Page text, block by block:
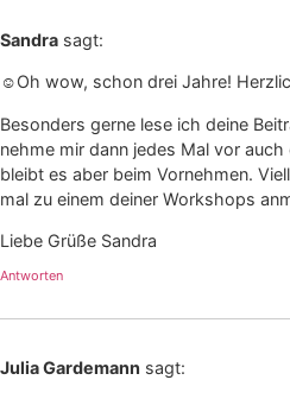
Sandra sagt:
☺Oh wow, schon drei Jahre!
Besonders gerne lese ich deine
nehme mir dann jedes Mal vor
bleibt es aber beim Vornehmen.
mal zu einem deiner Workshops
Liebe Grüße Sandra
Antworten
Julia Gardemann sagt: